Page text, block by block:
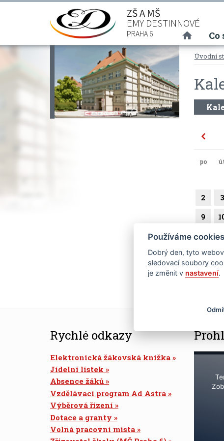
ZŠ A MŠ
EMY DESTINNOVÉ
PRAHA 6 Co
Úvodní
po
2 3
9
16
23
30 31
Rychlé odkazy
Elektronická žákovská knížka
Jídelní lístek
Absence žáků
Vzdělávací program Ad Astra
Výběrová řízení
Dotace a granty
Volná pracovní místa
Používáme
Dobrý den, tyto
sledovací soubory
je změnit v nastavení.